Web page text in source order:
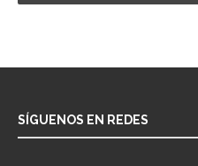
SÍGUENOS EN REDES